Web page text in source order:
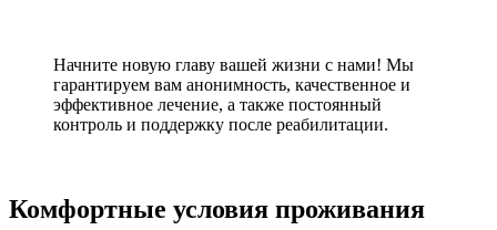
Начните новую главу вашей жизни с нами! Мы
гарантируем вам анонимность, качественное и
эффективное лечение, а также постоянный
контроль и поддержку после реабилитации.
Комфортные условия проживания